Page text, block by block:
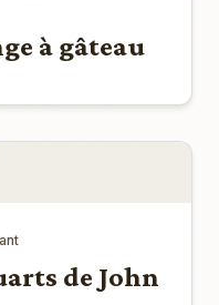
à gâteau
de John